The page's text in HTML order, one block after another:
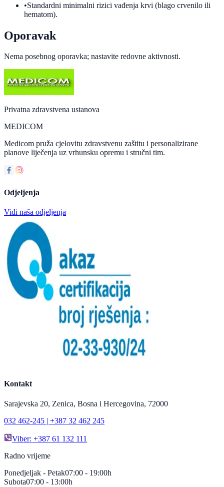
•Standardni minimalni rizici vađenja krvi (blago crvenilo ili
hematom).
Oporavak
Nema posebnog oporavka; nastavite redovne aktivnosti.
Privatna zdravstvena ustanova
MEDICOM
Medicom pruža cjelovitu zdravstvenu zaštitu i personalizirane
planove liječenja uz vrhunsku opremu i stručni tim.
Odjeljenja
Vidi naša odjeljenja
Kontakt
Sarajevska 20, Zenica, Bosna i Hercegovina, 72000
032 462-245 | +387 32 462 245
Viber: +387 61 132 111
Radno vrijeme
Ponedjeljak - Petak07:00 - 19:00h
Subota07:00 - 13:00h